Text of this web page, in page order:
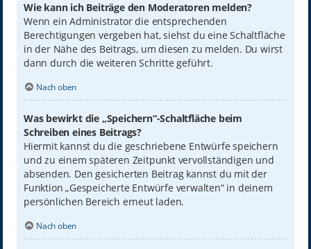
Wie kann ich Beiträge den Moderatoren melden?
Wenn ein Administrator die entsprechenden
Berechtigungen vergeben hat, siehst du eine Schaltfläche
in der Nähe des Beitrags, um diesen zu melden. Du wirst
dann durch die weiteren Schritte geführt.
Nach oben
Was bewirkt die „Speichern“-Schaltfläche beim
Schreiben eines Beitrags?
Hiermit kannst du die geschriebene Entwürfe speichern
und zu einem späteren Zeitpunkt vervollständigen und
absenden. Den gesicherten Beitrag kannst du mit der
Funktion „Gespeicherte Entwürfe verwalten“ in deinem
persönlichen Bereich erneut laden.
Nach oben